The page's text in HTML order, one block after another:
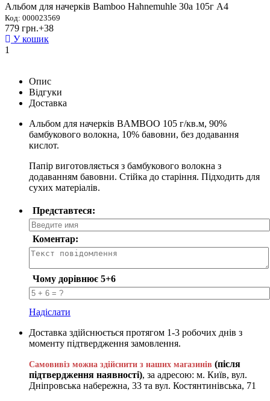
Альбом для начерків Bamboo Hahnemuhle 30а 105г А4
Код: 000023569
779 грн.+38
У кошик
1
Опис
Відгуки
Доставка
Альбом для начерків BAMBOO 105 г/кв.м, 90%
бамбукового волокна, 10% бавовни, без додавання
кислот.
Папір виготовляється з бамбукового волокна з
додаванням бавовни. Стійка до старіння. Підходить для
сухих матеріалів.
Представтеся:
Коментар:
Чому дорівнює 5+6
Надіслати
Доставка здійснюється протягом 1-3 робочих днів з
моменту підтвердження замовлення.
Самовивіз можна здійснити з наших магазинів (після
підтвердження наявності), за адресою: м. Київ, вул.
Дніпровська набережна, 33 та вул. Костянтинівська, 71